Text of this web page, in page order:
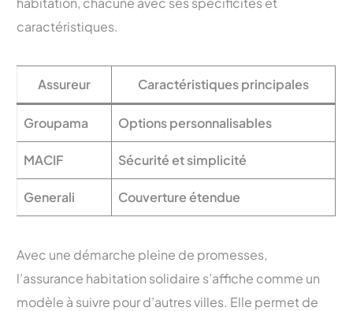
caractéristiques.
Assureur Caractéristiques principales
Groupama Options personnalisables
MACIF Sécurité et simplicité
Generali Couverture étendue
Avec une démarche pleine de promesses,
l’assurance habitation solidaire s’affiche comme un
modèle à suivre pour d’autres villes. Elle permet de